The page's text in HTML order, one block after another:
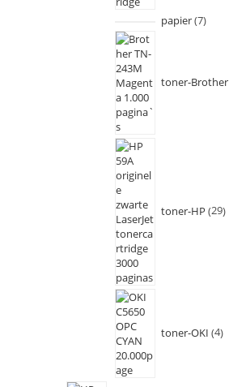
papier 7
toner-Brother
toner-HP 29
toner-OKI 4